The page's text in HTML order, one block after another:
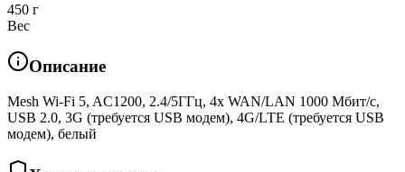
450 г
Вес
Описание
Mesh Wi-Fi 5, AC1200, 2.4/5ГГц, 4x WAN/LAN 1000 Мбит/с,
USB 2.0, 3G (требуется USB модем), 4G/LTE (требуется USB
модем), белый